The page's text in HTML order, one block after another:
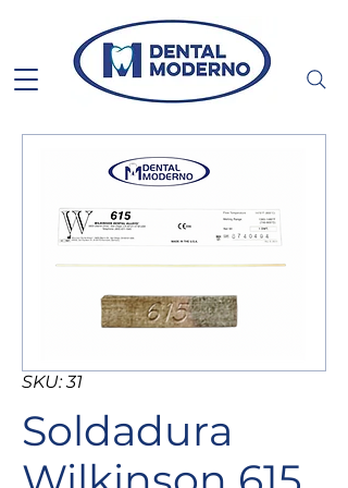
SKU: 31
Soldadura